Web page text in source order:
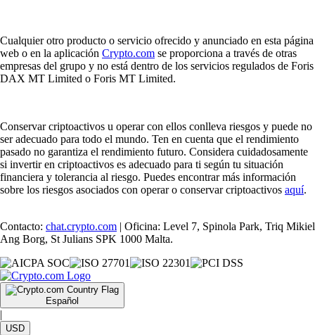
Cualquier otro producto o servicio ofrecido y anunciado en esta página
web o en la aplicación Crypto.com se proporciona a través de otras
empresas del grupo y no está dentro de los servicios regulados de Foris
DAX MT Limited o Foris MT Limited.
Conservar criptoactivos u operar con ellos conlleva riesgos y puede no
ser adecuado para todo el mundo. Ten en cuenta que el rendimiento
pasado no garantiza el rendimiento futuro. Considera cuidadosamente
si invertir en criptoactivos es adecuado para ti según tu situación
financiera y tolerancia al riesgo. Puedes encontrar más información
sobre los riesgos asociados con operar o conservar criptoactivos aquí.
Contacto: chat.crypto.com | Oficina: Level 7, Spinola Park, Triq Mikiel
Ang Borg, St Julians SPK 1000 Malta.
Español
|
USD